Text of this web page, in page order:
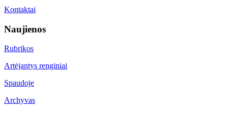
Kontaktai
Naujienos
Rubrikos
Artėjantys renginiai
Spaudoje
Archyvas